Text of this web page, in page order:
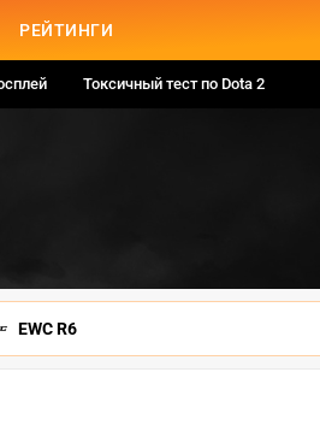
РЕЙТИНГИ
Токсичный тест по Dota 2
EWC R6